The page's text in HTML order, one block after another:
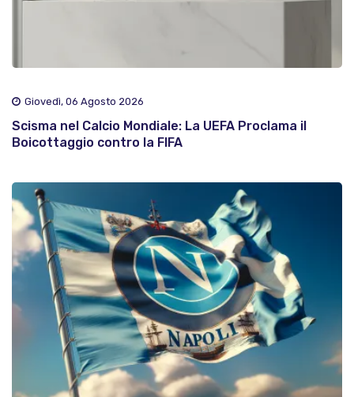
Giovedì, 06 Agosto 2026
Scisma nel Calcio Mondiale: La UEFA Proclama il
Boicottaggio contro la FIFA